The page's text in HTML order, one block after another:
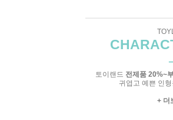
토이랜드 전제품 20%~
귀엽고 예쁜 인
+ 더